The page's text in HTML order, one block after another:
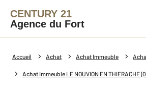
CENTURY 21
Agence du Fort
Accueil Achat Achat Immeuble
Achat Immeuble LE NOUVION EN THIERACHE